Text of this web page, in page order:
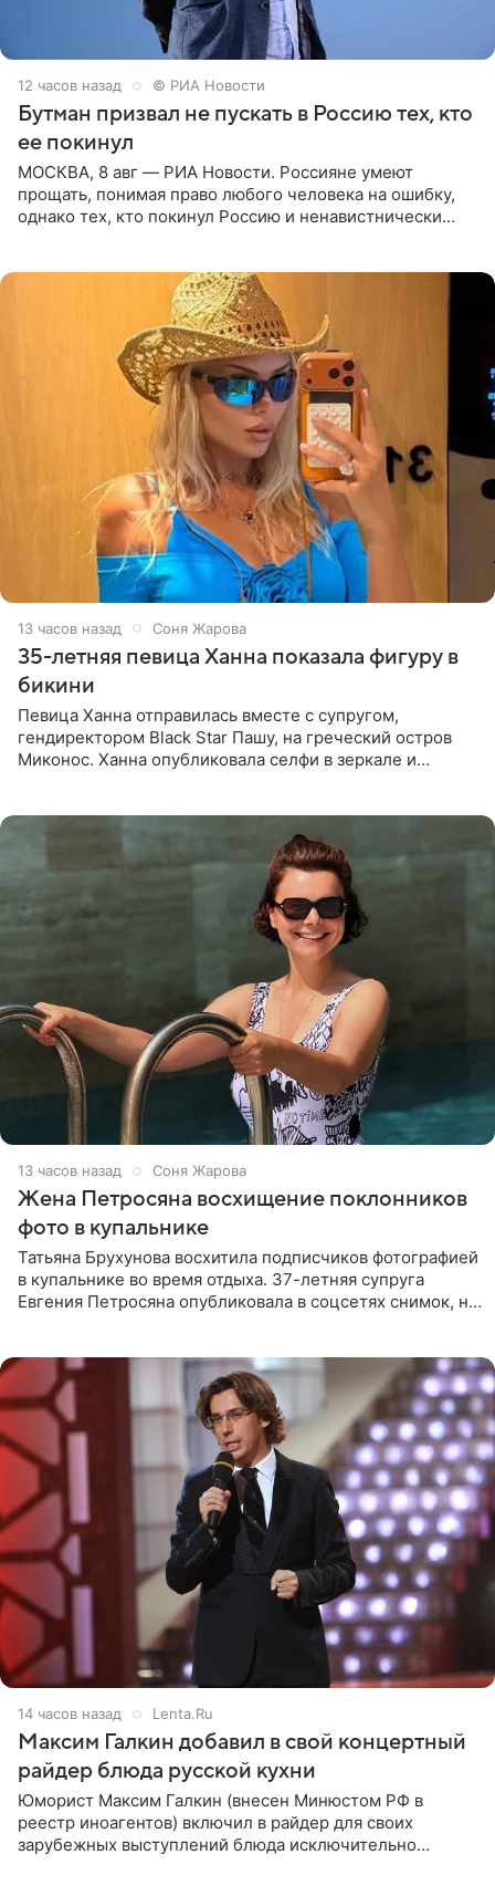
12 часов назад © РИА Новости
Бутман призвал не пускать в Россию тех, кто
ее покинул
МОСКВА, 8 авг — РИА Новости. Россияне умеют
прощать, понимая право любого человека на ошибку,
однако тех, кто покинул Россию и ненавистнически
13 часов назад Соня Жарова
35-летняя певица Ханна показала фигуру в
бикини
Певица Ханна отправилась вместе с супругом,
гендиректором Black Star Пашу, на греческий остров
Миконос. Ханна опубликовала селфи в зеркале и
13 часов назад Соня Жарова
Жена Петросяна восхищение поклонников
фото в купальнике
Татьяна Брухунова восхитила подписчиков фотографией
в купальнике во время отдыха. 37-летняя супруга
Евгения Петросяна опубликовала в соцсетях снимок, на
14 часов назад Lenta.Ru
Максим Галкин добавил в свой концертный
райдер блюда русской кухни
Юморист Максим Галкин (внесен Минюстом РФ в
реестр иноагентов) включил в райдер для своих
зарубежных выступлений блюда исключительно